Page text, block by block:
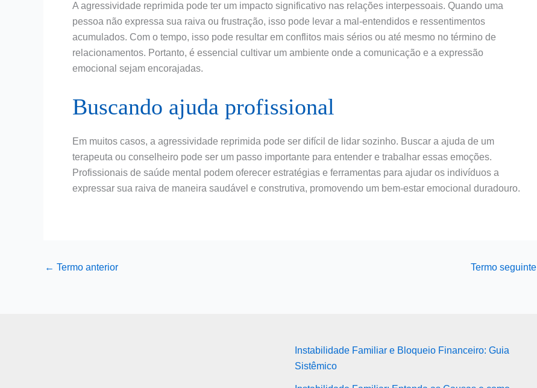
A agressividade reprimida pode ter um impacto significativo nas relações interpessoais. Quando uma
pessoa não expressa sua raiva ou frustração, isso pode levar a mal-entendidos e ressentimentos
acumulados. Com o tempo, isso pode resultar em conflitos mais sérios ou até mesmo no término de
relacionamentos. Portanto, é essencial cultivar um ambiente onde a comunicação e a expressão
emocional sejam encorajadas.
Buscando ajuda profissional
Em muitos casos, a agressividade reprimida pode ser difícil de lidar sozinho. Buscar a ajuda de um
terapeuta ou conselheiro pode ser um passo importante para entender e trabalhar essas emoções.
Profissionais de saúde mental podem oferecer estratégias e ferramentas para ajudar os indivíduos a
expressar sua raiva de maneira saudável e construtiva, promovendo um bem-estar emocional duradouro.
← Termo anterior Termo seguinte
Instabilidade Familiar e Bloqueio Financeiro: Guia
Sistêmico